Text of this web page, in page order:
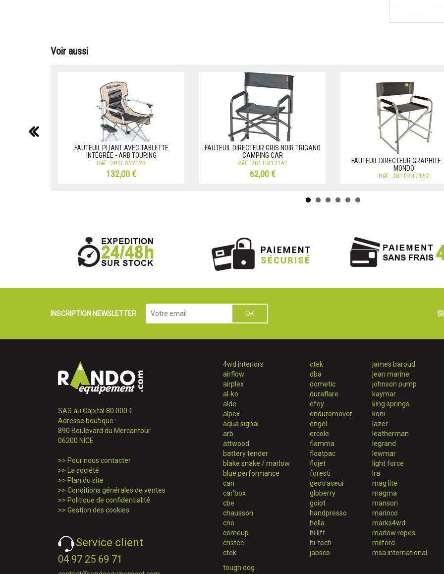
Voir aussi
FAUTEUIL PLIANT AVEC TABLETTE
INTÉGRÉE - ARB TOURING
Réf.: 281EA12128
132,00 €
FAUTEUIL DIRECTEUR GRIS NOIR TRIGANO
CAMPING CAR
Réf.: 281TRI12161
62,00 €
FAUTEUIL DIRECTEUR GRAPHITE
MONDO
Réf.: 281TRI12162
précédent
INSCRIPTION NEWSLETTER
SAS au Capital 80 000 €
Adresse boutique :
890 Boulevard du Mercantour
06200 NICE
>> Pour nous contacter
>> La société
>> Plan du site
>> Conditions générales de ventes
>> Politique de confidentialité
>> Gestion des cookies
Service client
04 97 25 69 71
4wd interiors
airflow
airplex
al-ko
alde
alpex
aqua signal
arb
attwood
battery tender
blake snake / marlow
blue performance
can
car'box
cbe
chausson
cno
comeup
cristec
ctek
ctek
dba
dometic
duraflare
efoy
enduromover
engel
ercole
fiamma
floatpac
flojet
foresti
geotraceur
globerry
goiot
handpresso
hella
hi lift
hi-tech
jabsco
james baroud
jean marine
johnson pump
kaymar
king springs
koni
lazer
leatherman
legrand
lewmar
light force
lra
mag lite
magma
manson
marinco
marks4wd
marlow ropes
milford
msa international
tough dog